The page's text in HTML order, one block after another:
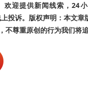
迎提供新闻线索，24
投诉。版权声明：本文章
尊重原创的行为我们将追